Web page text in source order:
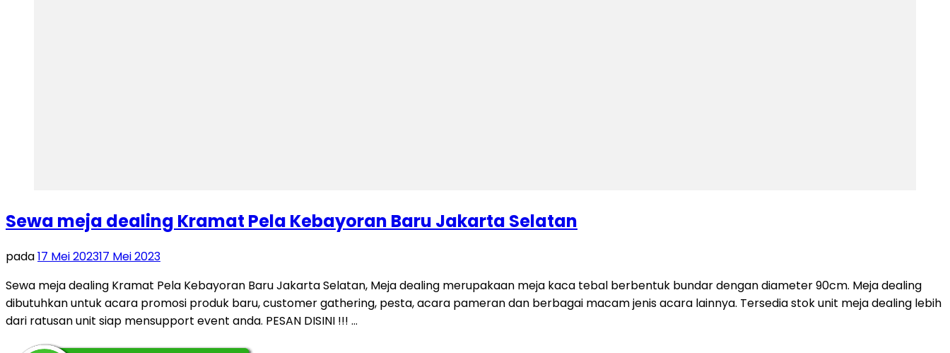
Sewa meja dealing Kramat Pela Kebayoran Baru Jakarta Selatan
pada17 Mei 202317 Mei 2023
Sewa meja dealing Kramat Pela Kebayoran Baru Jakarta Selatan, Meja dealing merupakaan meja kaca tebal berbentuk bundar dengan diameter 90cm. Meja dealing
dibutuhkan untuk acara promosi produk baru, customer gathering, pesta, acara pameran dan berbagai macam jenis acara lainnya. Tersedia stok unit meja dealing lebih
dari ratusan unit siap mensupport event anda. PESAN DISINI !!! …